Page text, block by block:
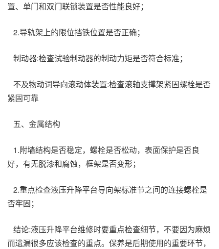
置、单门和双门联锁装置是否性能良好；
2.导轨架上的限位挡铁位置是否正确；
制动器:检查试验制动器的制动力矩是否符合标准；
不及物动词导向滚动体装置:检查滚轴支撑架紧固螺栓是否
紧固可靠
五、金属结构
1.附墙结构是否稳定，螺栓是否松动，表面保护是否良
好，有无脱漆和腐蚀，框架是否变形；
2.重点检查液压升降平台导向架标准节之间的连接螺栓是
否牢固；
结论:液压升降平台维修时要重点检查细节，不要因为麻烦
而遗漏很多应该检查的重点。保养是后期使用的重要环节，